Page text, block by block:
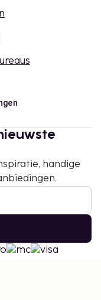
handige